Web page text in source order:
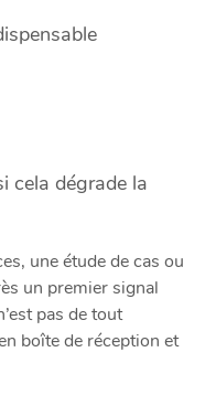
cela dégrade la
une étude de cas ou
un premier signal
pas de tout
boîte de réception et